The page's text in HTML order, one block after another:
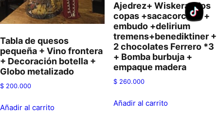
Tabla de quesos
pequeña + Vino frontera
+ Decoración botella +
Globo metalizado
$ 200.000
Añadir al carrito
Ajedrez+ Wiskera+dos
copas +sacacorchos +
embudo +delirium
tremens+benediktiner +
2 chocolates Ferrero *3
+ Bomba burbuja +
empaque madera
$260.000
Añadir al carrito